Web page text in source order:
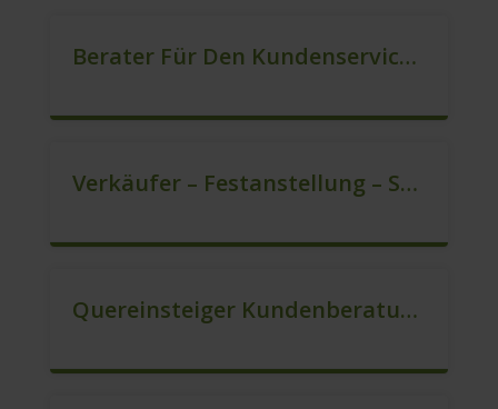
Berater Für Den Kundenservice (m/w/d)
Verkäufer – Festanstellung – Sofort Starten (m/w/d)
Quereinsteiger Kundenberatung In Vollzeit (m/w/d)